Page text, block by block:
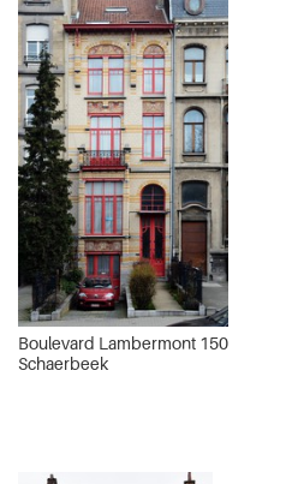
Boulevard Lambermont 150
Schaerbeek